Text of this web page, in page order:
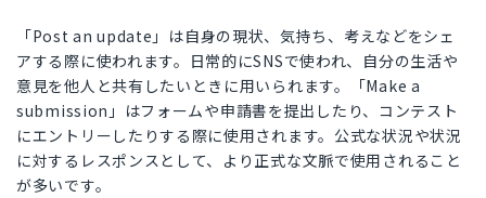
「Post an update」は自身の現状、気持ち、考えなどをシェ
アする際に使われます。日常的にSNSで使われ、自分の生活や
意見を他人と共有したいときに用いられます。「Make a
submission」はフォームや申請書を提出したり、コンテスト
にエントリーしたりする際に使用されます。公式な状況や状況
に対するレスポンスとして、より正式な文脈で使用されること
が多いです。